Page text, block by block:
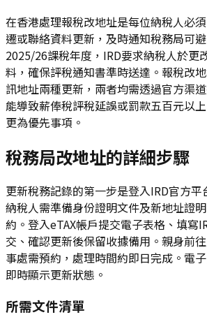
在香港處理報稅改地址是每位納稅人必
遷或聯絡資料更新，及時通知稅務局可
2025/26課稅年度，IRD要求納稅人於更
料，確保評稅通知書準時送達。報稅改
訊地址兩種更新，兩者均需透過官方渠
能導致薪俸稅評稅延誤或罰款五百元以
更為優先事項。
稅務局改地址的詳細步驟
更新稅務記錄的第一步是登入IRD官方平
納稅人需準備身份證明文件及新地址證
約。登入eTAX帳戶提交電子表格、填寫
交、確認更新後保留收據備用。親身前
事處需預約，處理時間約即日完成。電
即時顯示更新狀態。
所需文件清單